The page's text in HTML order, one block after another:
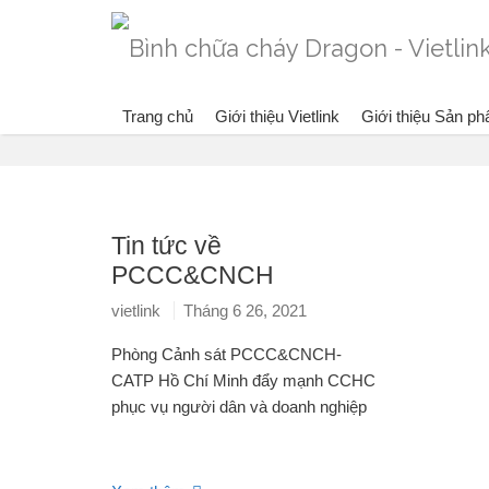
Trang chủ Giới thiệu Vietlink Giới thiệu Sản
Blog:Phóng sự về PCCC&CNCH
Tin tức về
PCCC&CNCH
vietlink Tháng 6 26, 2021
Phòng Cảnh sát PCCC&CNCH-
CATP Hồ Chí Minh đẩy mạnh CCHC
phục vụ người dân và doanh nghiệp